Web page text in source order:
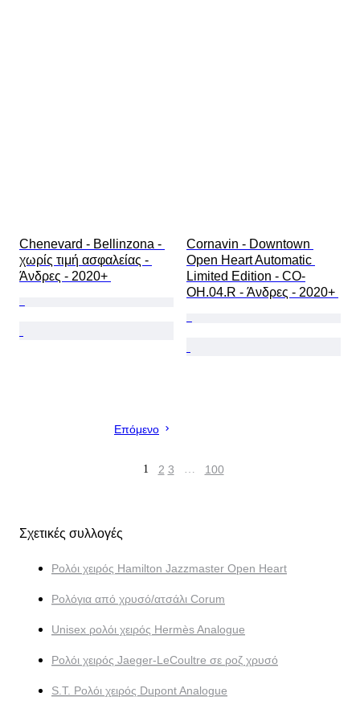
Chenevard - Bellinzona -
χωρίς τιμή ασφαλείας -
Άνδρες - 2020+
Cornavin - Downtown
Open Heart Automatic
Limited Edition - CO-
OH.04.R - Άνδρες - 2020+
Επόμενο
1 2 3 … 100
Σχετικές συλλογές
Ρολόι χειρός Hamilton Jazzmaster Open Heart
Ρολόγια από χρυσό/ατσάλι Corum
Unisex ρολόι χειρός Hermès Analogue
Ρολόι χειρός Jaeger-LeCoultre σε ροζ χρυσό
S.T. Ρολόι χειρός Dupont Analogue